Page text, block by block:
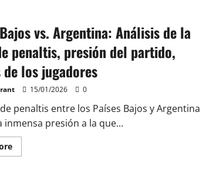
Formaciones
tácticas,
Actuaciones
de
jugadores
clave,
Estadísticas
del
partido
vs. Argentina: Análisis de la
penaltis, presión del partido,
los jugadores
15/01/2026 0
penaltis entre los Países Bajos y Argentina
inmensa presión a la que...
Read
more